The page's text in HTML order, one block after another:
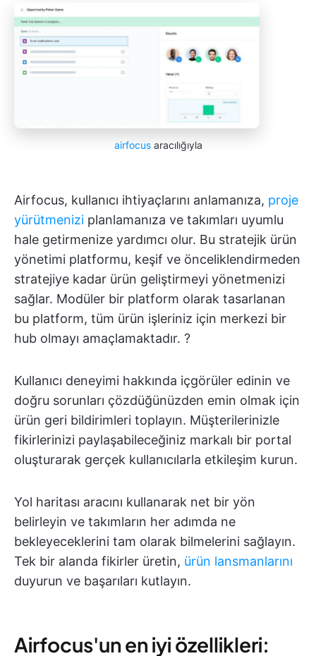
airfocusaracılığıyla
Airfocus, kullanıcı ihtiyaçlarını anlamanıza, proje
yürütmenizi planlamanıza ve takımları uyumlu
hale getirmenize yardımcı olur. Bu stratejik ürün
yönetimi platformu, keşif ve önceliklendirmeden
stratejiye kadar ürün geliştirmeyi yönetmenizi
sağlar. Modüler bir platform olarak tasarlanan
bu platform, tüm ürün işleriniz için merkezi bir
hub olmayı amaçlamaktadır. ?
Kullanıcı deneyimi hakkında içgörüler edinin ve
doğru sorunları çözdüğünüzden emin olmak için
ürün geri bildirimleri toplayın. Müşterilerinizle
fikirlerinizi paylaşabileceğiniz markalı bir portal
oluşturarak gerçek kullanıcılarla etkileşim kurun.
Yol haritası aracını kullanarak net bir yön
belirleyin ve takımların her adımda ne
bekleyeceklerini tam olarak bilmelerini sağlayın.
Tek bir alanda fikirler üretin, ürün lansmanlarını
duyurun ve başarıları kutlayın.
Airfocus'un en iyi özellikleri: